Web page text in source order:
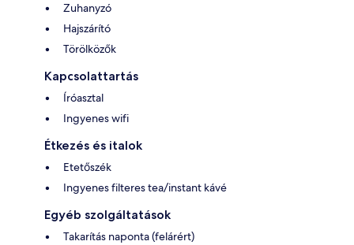
Zuhanyzó
Hajszárító
Törölközők
Kapcsolattartás
Íróasztal
Ingyenes wifi
Étkezés és italok
Etetőszék
Ingyenes filteres tea/instant kávé
Egyéb szolgáltatások
Takarítás naponta (felárért)